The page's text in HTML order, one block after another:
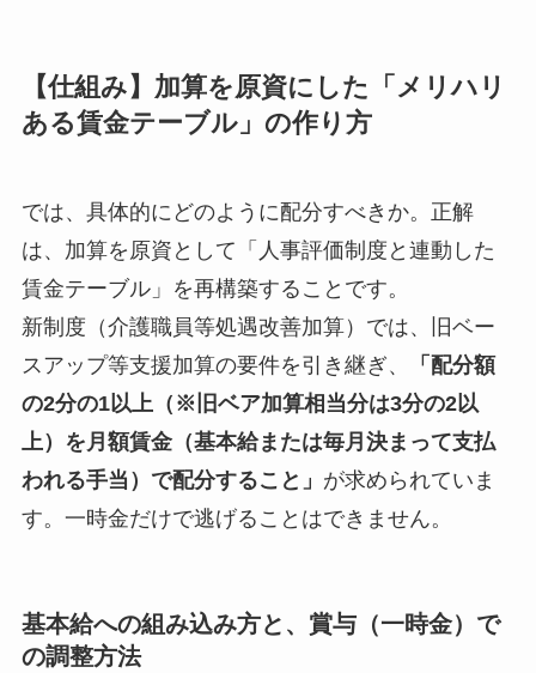
【仕組み】加算を原資にした「メリハリ
ある賃金テーブル」の作り方
では、具体的にどのように配分すべきか。正解
は、加算を原資として「人事評価制度と連動した
賃金テーブル」を再構築することです。
新制度（介護職員等処遇改善加算）では、旧ベー
スアップ等支援加算の要件を引き継ぎ、
「配分額
の2分の1以上（※旧ベア加算相当分は3分の2以
上）を月額賃金（基本給または毎月決まって支払
われる手当）で配分すること」 が求められていま
す。一時金だけで逃げることはできません。
基本給への組み込み方と、賞与（一時金）で
の調整方法